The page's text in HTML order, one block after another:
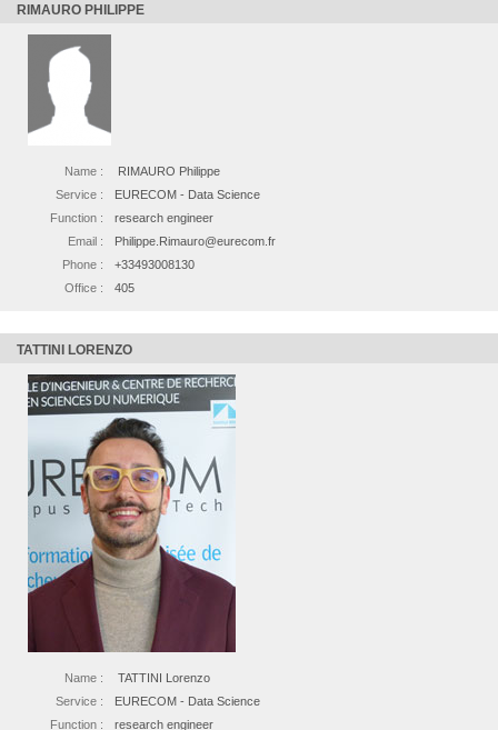
RIMAURO PHILIPPE
Name :
RIMAURO Philippe
Service :
EURECOM - Data Science
Function :
research engineer
Email :
Philippe.Rimauro@eurecom.fr
Phone :
+33493008130
Office :
405
TATTINI LORENZO
Name :
TATTINI Lorenzo
Service :
EURECOM - Data Science
Function :
research engineer